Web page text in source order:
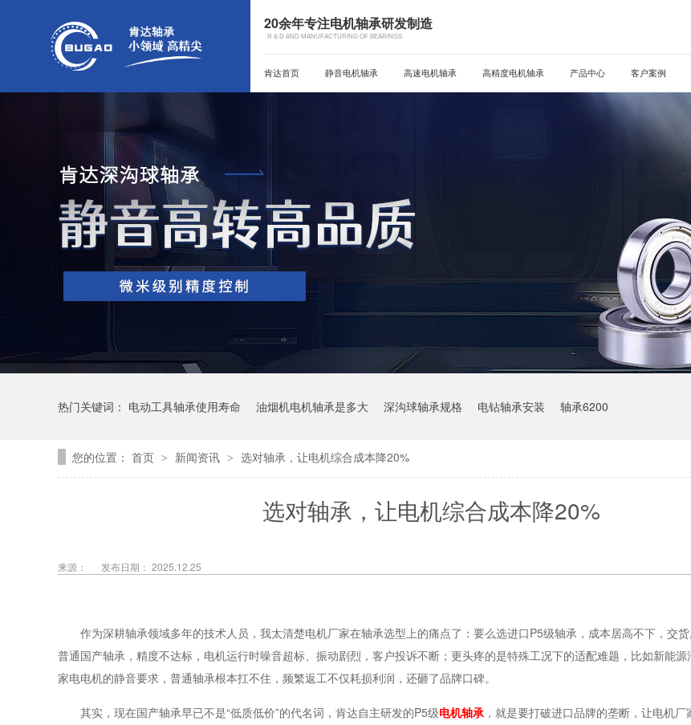
20余年专注电机轴承研发制造
R & D AND MANUFACTURING OF BEARINGS
肯达首页 静音电机轴承 高速电机轴承 高精度电机轴承 产品中心 客户案例
热门关键词： 电动工具轴承使用寿命 油烟机电机轴承是多大 深沟球轴承规格 电钻轴承安装 轴承6200
您的位置： 首页 > 新闻资讯 > 选对轴承，让电机综合成本降20%
选对轴承，让电机综合成本降20%
来源： 发布日期： 2025.12.25
作为深耕轴承领域多年的技术人员，我太清楚电机厂家在轴承选型上的痛点了：要么选进口P5级轴承，成本居高不下，交
普通国产轴承，精度不达标，电机运行时噪音超标、振动剧烈，客户投诉不断；更头疼的是特殊工况下的适配难题，比如新能源
家电电机的静音要求，普通轴承根本扛不住，频繁返工不仅耗损利润，还砸了品牌口碑。
其实，现在国产轴承早已不是“低质低价”的代名词，肯达自主研发的P5级电机轴承 ，就是要打破进口品牌的垄断，让电机